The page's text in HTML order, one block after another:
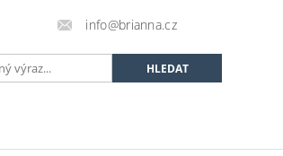
info@brianna.cz